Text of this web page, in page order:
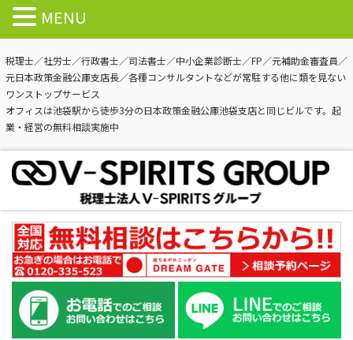
税理士／社労士／行政書士／司法書士／中小企業診断士／FP／元補助金審査員／
元日本政策金融公庫支店長／各種コンサルタントなどが常駐する他に類を見ない
ワンストップサービス
オフィスは池袋駅から徒歩3分の日本政策金融公庫池袋支店と同じビルです。起
業・経営の無料相談実施中
MENU